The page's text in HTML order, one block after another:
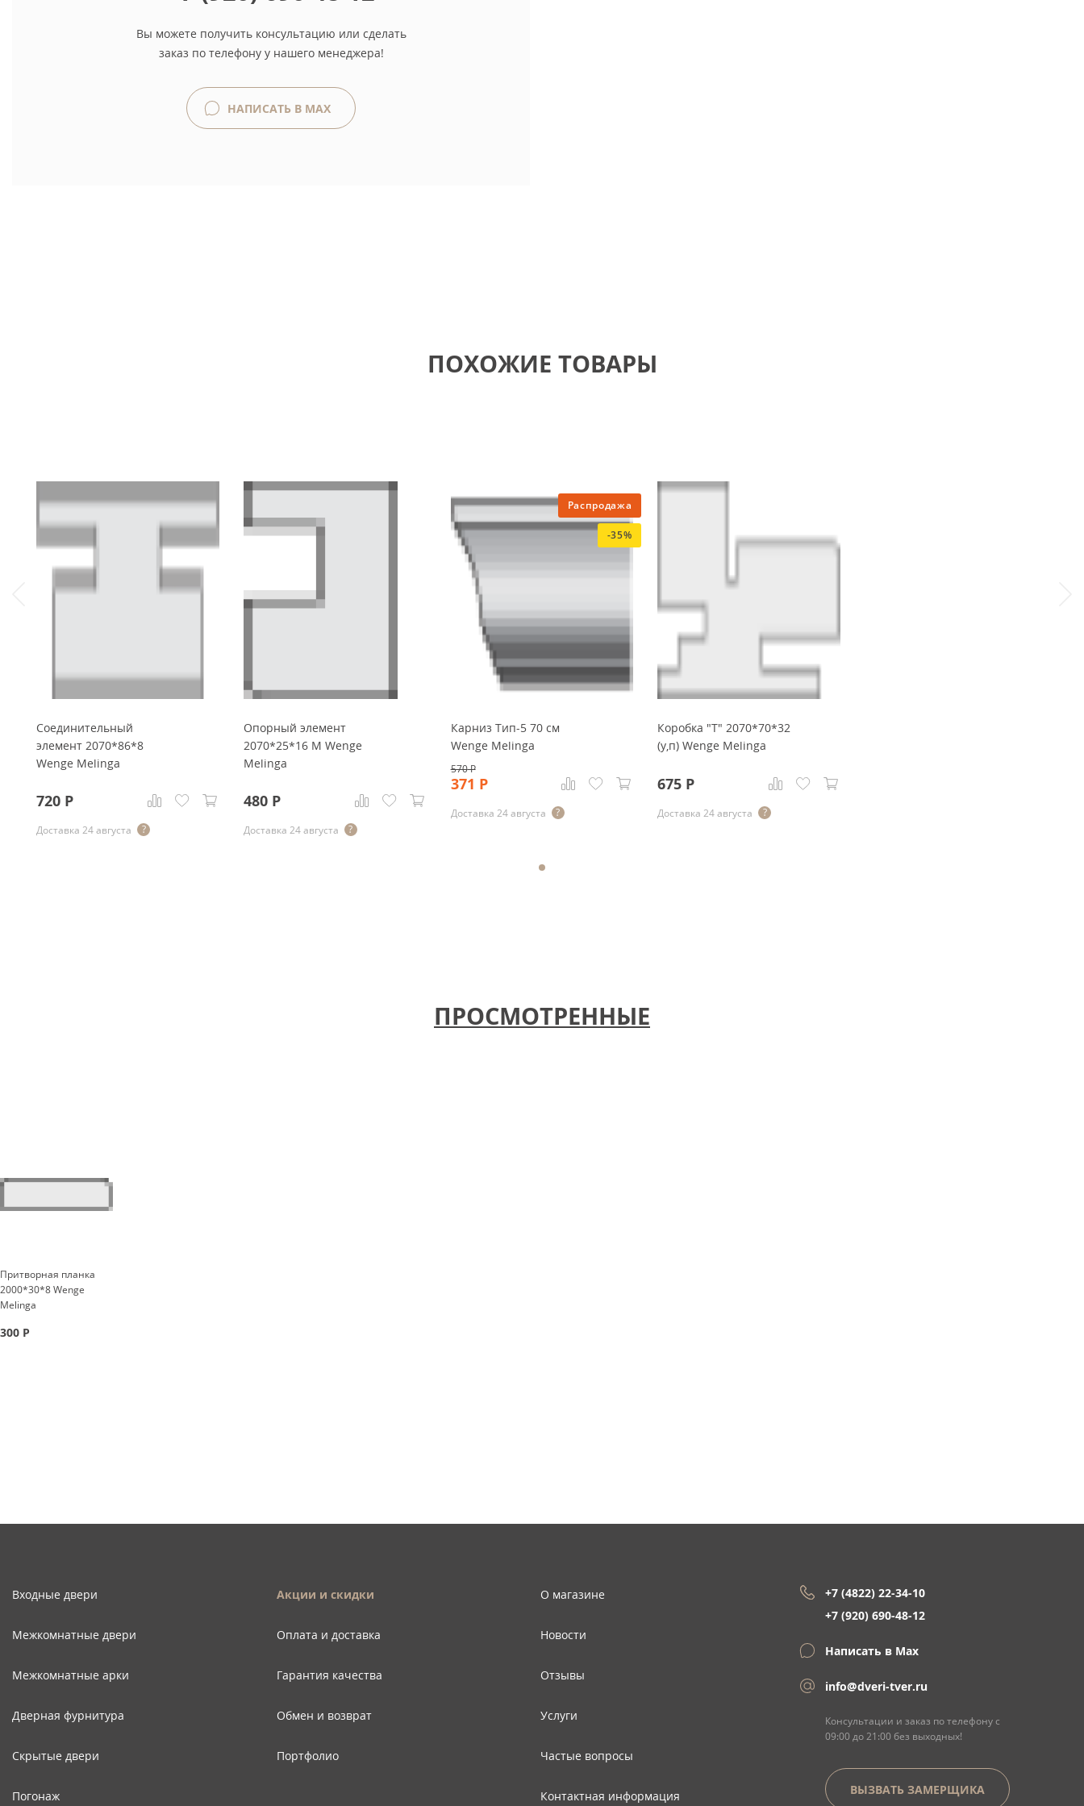
Вы можете получить консультацию или сделать
заказ по телефону у нашего менеджера!
НАПИСАТЬ В MAX
ПОХОЖИЕ ТОВАРЫ
Соединительный
элемент 2070*86*8
Wenge Melinga
720 Р
Доставка 24 августа
Опорный элемент
2070*25*16 M Wenge
Melinga
480Р
Доставка 24 августа
Распродажа
-35%
Карниз Тип-5 70 см
Wenge Melinga
570Р
371 Р
Доставка 24 августа
Коробка "Т" 2070*70*32
(у,п) Wenge Melinga
675 Р
Доставка 24 августа
ПРОСМОТРЕННЫЕ
Притворная планка
2000*30*8 Wenge
Melinga
300 Р
Входные двери
Межкомнатные двери
Межкомнатные арки
Дверная фурнитура
Скрытые двери
Погонаж
Акции и скидки
Оплата и доставка
Гарантия качества
Обмен и возврат
Портфолио
О магазине
Новости
Отзывы
Услуги
Частые вопросы
Контактная информация
+7 (4822) 22-34-10
+7 (920) 690-48-12
Написать в Max
info@dveri-tver.ru
Консультации и заказ по телефону с
09:00 до 21:00 без выходных!
ВЫЗВАТЬ ЗАМЕРЩИКА